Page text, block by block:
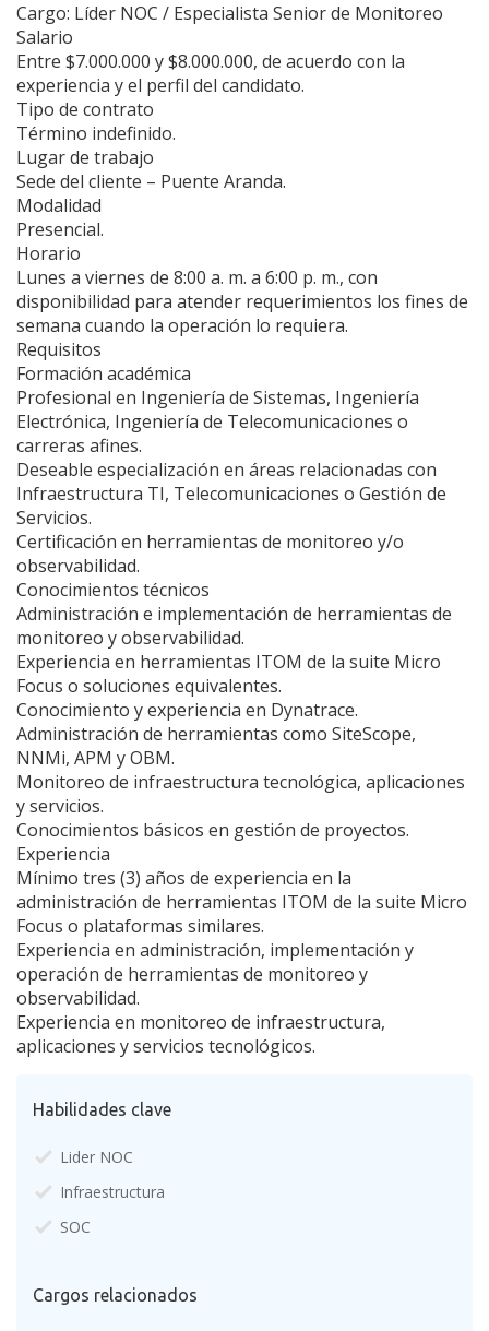
Cargo: Líder NOC / Especialista Senior de Monitoreo
Salario
Entre $7.000.000 y $8.000.000, de acuerdo con la
experiencia y el perfil del candidato.
Tipo de contrato
Término indefinido.
Lugar de trabajo
Sede del cliente – Puente Aranda.
Modalidad
Presencial.
Horario
Lunes a viernes de 8:00 a. m. a 6:00 p. m., con
disponibilidad para atender requerimientos los fines de
semana cuando la operación lo requiera.
Requisitos
Formación académica
Profesional en Ingeniería de Sistemas, Ingeniería
Electrónica, Ingeniería de Telecomunicaciones o
carreras afines.
Deseable especialización en áreas relacionadas con
Infraestructura TI, Telecomunicaciones o Gestión de
Servicios.
Certificación en herramientas de monitoreo y/o
observabilidad.
Conocimientos técnicos
Administración e implementación de herramientas de
monitoreo y observabilidad.
Experiencia en herramientas ITOM de la suite Micro
Focus o soluciones equivalentes.
Conocimiento y experiencia en Dynatrace.
Administración de herramientas como SiteScope,
NNMi, APM y OBM.
Monitoreo de infraestructura tecnológica, aplicaciones
y servicios.
Conocimientos básicos en gestión de proyectos.
Experiencia
Mínimo tres (3) años de experiencia en la
administración de herramientas ITOM de la suite Micro
Focus o plataformas similares.
Experiencia en administración, implementación y
operación de herramientas de monitoreo y
observabilidad.
Experiencia en monitoreo de infraestructura,
aplicaciones y servicios tecnológicos.
Habilidades clave
Lider NOC
Infraestructura
SOC
Cargos relacionados